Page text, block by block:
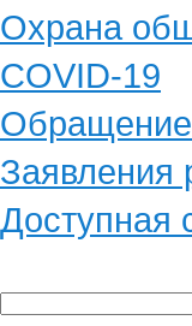
Охрана
COVID-19
Обращение
Заявления
Доступная